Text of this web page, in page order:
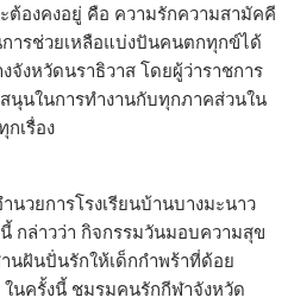
ต้องคงอยู่ คือ ความรักความสามัคคี
ารช่วยเหลือแบ่งปันคนตกทุกข์ได้
จังหวัดนราธิวาส โดยผู้ว่าราชการ
นุนในการทำงานกับทุกภาคส่วนใน
เรื่อง
วยการโรงเรียนบ้านบางมะนาว
กล่าวว่า กิจกรรมวันมอบความสุข
นฝันปั่นรักให้เด็กกำพร้าที่ด้อย
นครั้งนี้ ชมรมคนรักกีฬาจังหวัด